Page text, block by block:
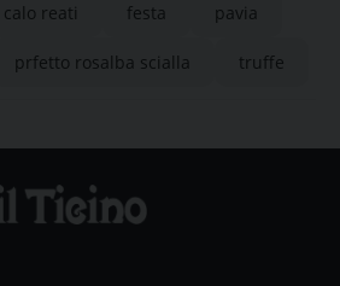
calo reati festa pavia
prfetto rosalba scialla truffe